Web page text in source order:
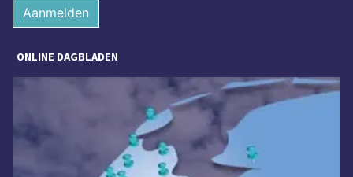
Aanmelden
ONLINE DAGBLADEN